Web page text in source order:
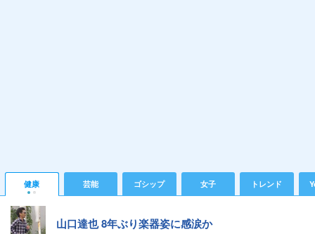
健康 芸能 ゴシップ 女子 トレンド
山口達也 8年ぶり楽器姿に感涙か